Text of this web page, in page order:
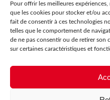
Pour offrir les meilleures
que les cookies pour stocker et/ou
fait de consentir à ces technologies
telles que le comportement de
de ne pas consentir ou de retirer
sur certaines caractéristiques et